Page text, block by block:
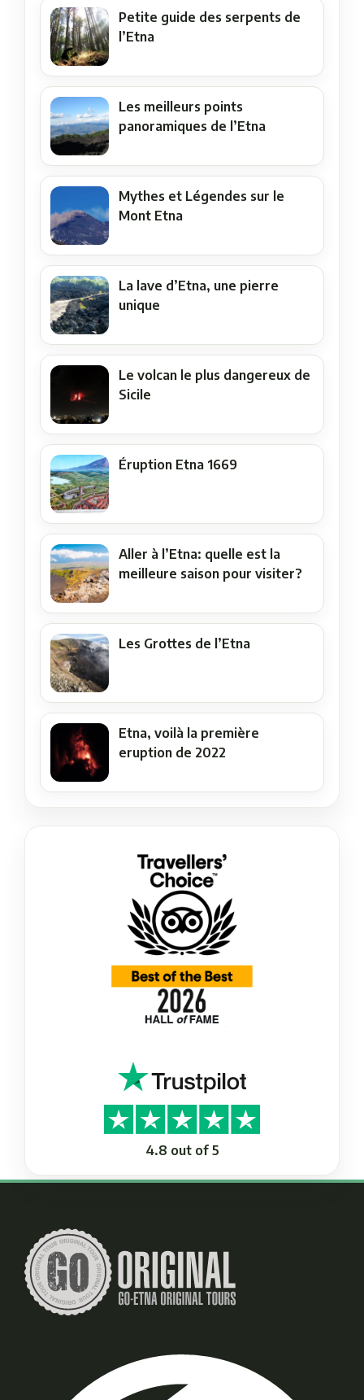
Petite guide des serpents de
l’Etna
Les meilleurs points
panoramiques de l’Etna
Mythes et Légendes sur le
Mont Etna
La lave d’Etna, une pierre
unique
Le volcan le plus dangereux de
Sicile
Éruption Etna 1669
Aller à l’Etna: quelle est la
meilleure saison pour visiter?
Les Grottes de l’Etna
Etna, voilà la première
eruption de 2022
4.8 out of 5